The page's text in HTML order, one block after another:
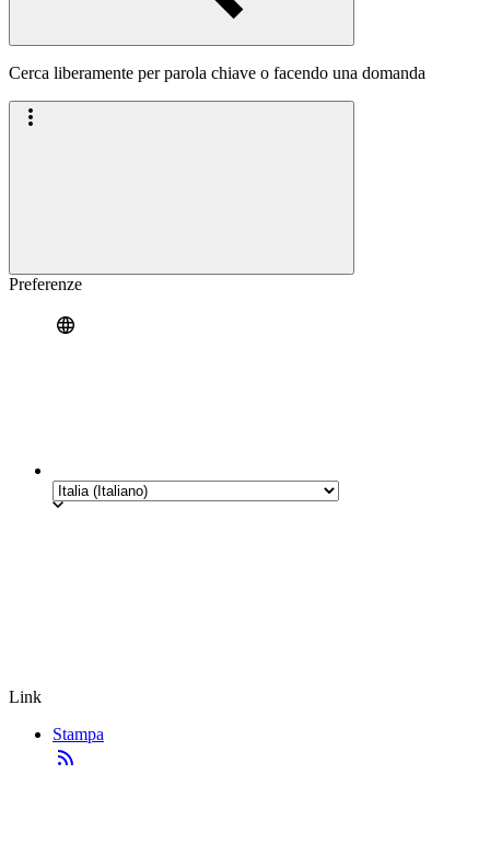
Cerca liberamente per parola chiave o facendo una domanda
Preferenze
Link
Stampa